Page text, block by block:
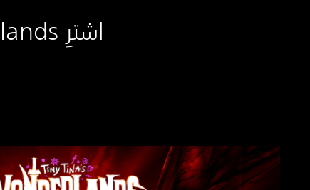
اشترِ Tiny Tina's Wonderlands على PlayStation Store
إ
ص